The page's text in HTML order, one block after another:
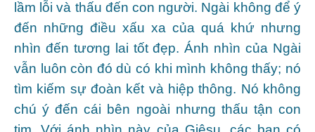
lầm lỗi và thấu đến con người. Ngài không để ý
đến những điều xấu xa của quá khứ nhưng
nhìn đến tương lai tốt đẹp. Ánh nhìn của Ngài
vẫn luôn còn đó dù có khi mình không thấy; nó
tìm kiếm sự đoàn kết và hiệp thông. Nó không
chú ý đến cái bên ngoài nhưng thấu tận con